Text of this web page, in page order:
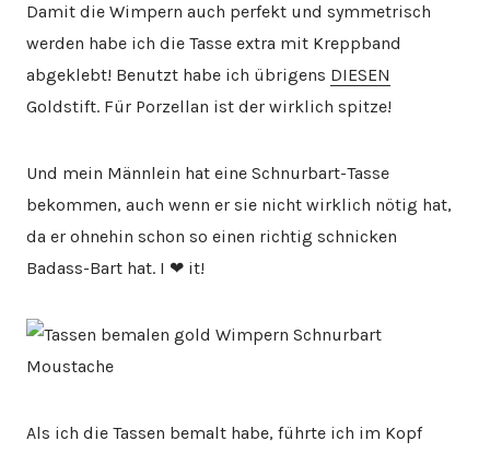
Damit die Wimpern auch perfekt und symmetrisch
werden habe ich die Tasse extra mit Kreppband
abgeklebt! Benutzt habe ich übrigens DIESEN
Goldstift. Für Porzellan ist der wirklich spitze!
Und mein Männlein hat eine Schnurbart-Tasse
bekommen, auch wenn er sie nicht wirklich nötig hat,
da er ohnehin schon so einen richtig schnicken
Badass-Bart hat. I ❤ it!
Als ich die Tassen bemalt habe, führte ich im Kopf